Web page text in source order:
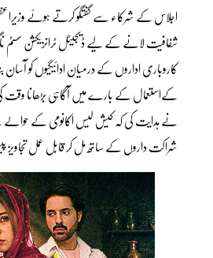
اجلاس کے شرکاء سے گفتگو کرتے ہوئے
شفافیت لانے کے لیے ڈیجیٹل ٹرانزیکشن سسٹم
کاروباری اداروں کے درمیان ادائیگیوں کو
کےاستعمال کے بارے میں آگاہی بڑھانا
نے ہدایت کی کہ کیش لیس اکانومی کے حوالے
شراکت داروں کے ساتھ مل کر قابل عمل